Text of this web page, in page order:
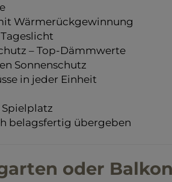
Wärmerückgewinnung
– Top-Dämmwerte
Sonnenschutz
in jeder Einheit
belagsfertig übergeben
oder Balkon